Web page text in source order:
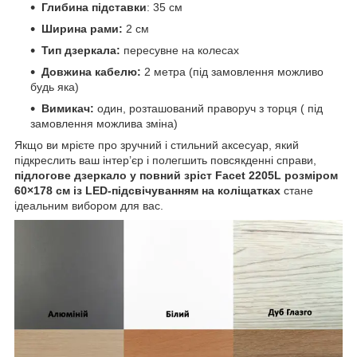
Глибина підставки: 35 см
Ширина рами: 2 см
Тип дзеркала: пересувне на колесах
Довжина кабелю: 2 метра (під замовлення можливо
будь яка)
Вимикач: один, розташований праворуч з торця ( під
замовлення можлива зміна)
Якщо ви мрієте про зручний і стильний аксесуар, який
підкреслить ваш інтер’єр і полегшить повсякденні справи,
підлогове дзеркало у повний зріст Facet 2205L розміром
60×178 см із LED-підсвічуванням на коліщатках стане
ідеальним вибором для вас.